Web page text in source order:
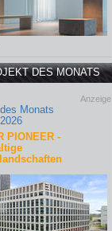
DES MONATS
Anzeige
Monats
PIONEER -